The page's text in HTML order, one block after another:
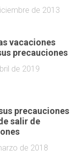
de 2013
vacaciones
precauciones
de 2019
precauciones
salir de
de 2018